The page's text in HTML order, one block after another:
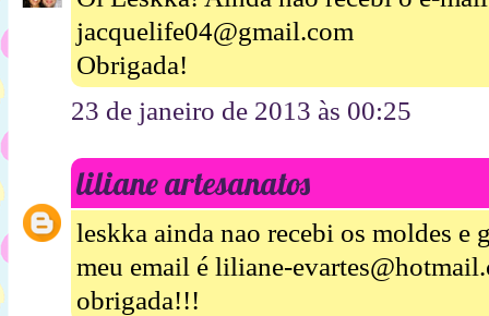
jacquelife04@gmail.com
Obrigada!
23 de janeiro de 2013 às 00:25
liliane artesanatos
leskka ainda nao recebi os moldes e
meu email é liliane-
obrigada!!!